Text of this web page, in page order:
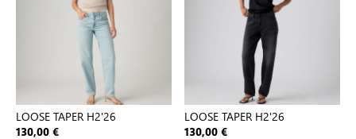
LOOSE TAPER H2'26
130,00 €
LOOSE TAPER H2'26
130,00 €